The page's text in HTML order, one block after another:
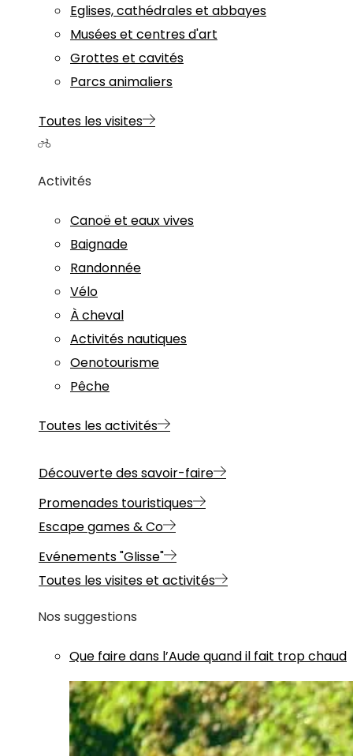
Eglises, cathédrales et abbayes
Musées et centres d'art
Grottes et cavités
Parcs animaliers
Toutes les visites
Activités
Canoë et eaux vives
Baignade
Randonnée
Vélo
À cheval
Activités nautiques
Oenotourisme
Pêche
Toutes les activités
Découverte des savoir-faire
Promenades touristiques
Escape games & Co
Evénements "Glisse"
Toutes les visites et activités
Nos suggestions
Que faire dans l’Aude quand il fait trop chaud